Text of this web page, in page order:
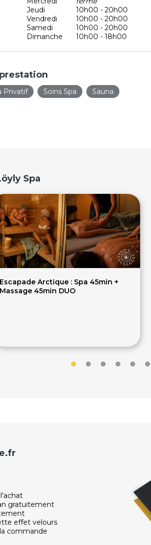
Jeudi
10h00 - 20h00
Vendredi
10h00 - 20h00
Samedi
10h00 - 20h00
Dimanche
10h00 - 18h00
Privatif Soins Spa
Sauna
Spa
Escapade Arctique : Spa 45min +
Massage 45min DUO
gratuitement
effet velours
commande